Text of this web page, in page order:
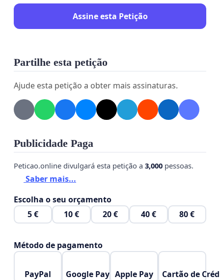
Se você é a favor da qualidade na nossa cultura,
por favor assine e divulgue a quem mais puder nos
Assine esta Petição
Partilhe esta petição
Ajude esta petição a obter mais assinaturas.
Publicidade Paga
Peticao.online divulgará esta petição a 3,000 pessoas.
Saber mais...
Escolha o seu orçamento
5 €
10 € 20 € 40 € 80 €
Método de pagamento
PayPal Google Pay Apple Pay Cartão de